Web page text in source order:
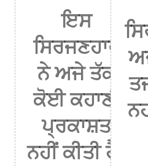
ਇਸ
ਸਿਰਜਣਹਾਰ
ਨੇ ਅਜੇ ਤੱਕ
ਕੋਈ ਕਹਾਣੀ
ਪ੍ਰਕਾਸ਼ਤ
ਨਹੀਂ ਕੀਤੀ ਹੈ।